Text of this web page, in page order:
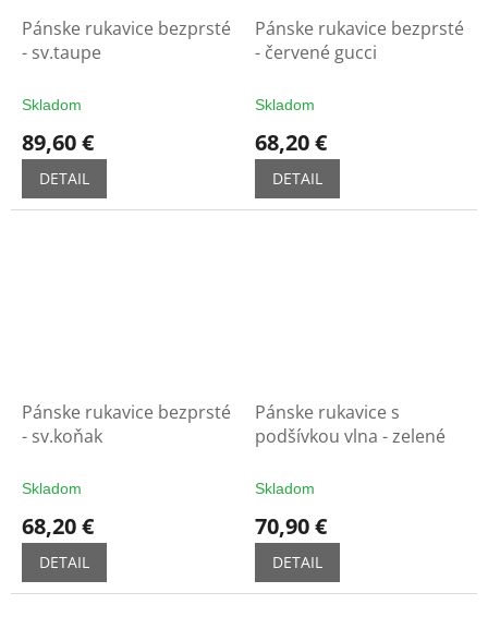
Pánske rukavice bezprsté
- sv.taupe
Skladom
89,60 €
DETAIL
Pánske rukavice bezprsté
- červené gucci
Skladom
68,20 €
DETAIL
Pánske rukavice bezprsté
- sv.koňak
Skladom
68,20 €
DETAIL
Pánske rukavice s
podšívkou vlna - zelené
Skladom
70,90 €
DETAIL